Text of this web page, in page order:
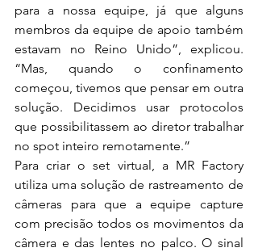
para a nossa equipe, já que alguns
membros da equipe de apoio também
estavam no Reino Unido”, explicou.
“Mas, quando o confinamento
começou, tivemos que pensar em outra
solução. Decidimos usar protocolos
que possibilitassem ao diretor trabalhar
no spot inteiro remotamente.”
Para criar o set virtual, a MR Factory
utiliza uma solução de rastreamento de
câmeras para que a equipe capture
com precisão todos os movimentos da
câmera e das lentes no palco. O sinal